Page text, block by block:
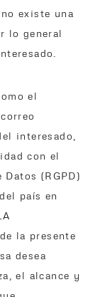
existe una
lo general
el
interesado,
con el
(RGPD)
país en
la presente
desea
el alcance y